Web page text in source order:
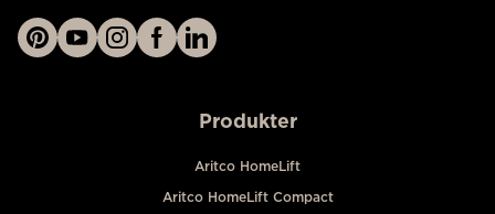
Produkter
Aritco HomeLift
Aritco HomeLift Compact